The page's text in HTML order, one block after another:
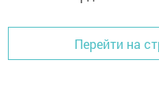
Перейти на